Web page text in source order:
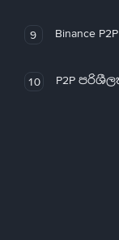
9 Binance
10 P2P